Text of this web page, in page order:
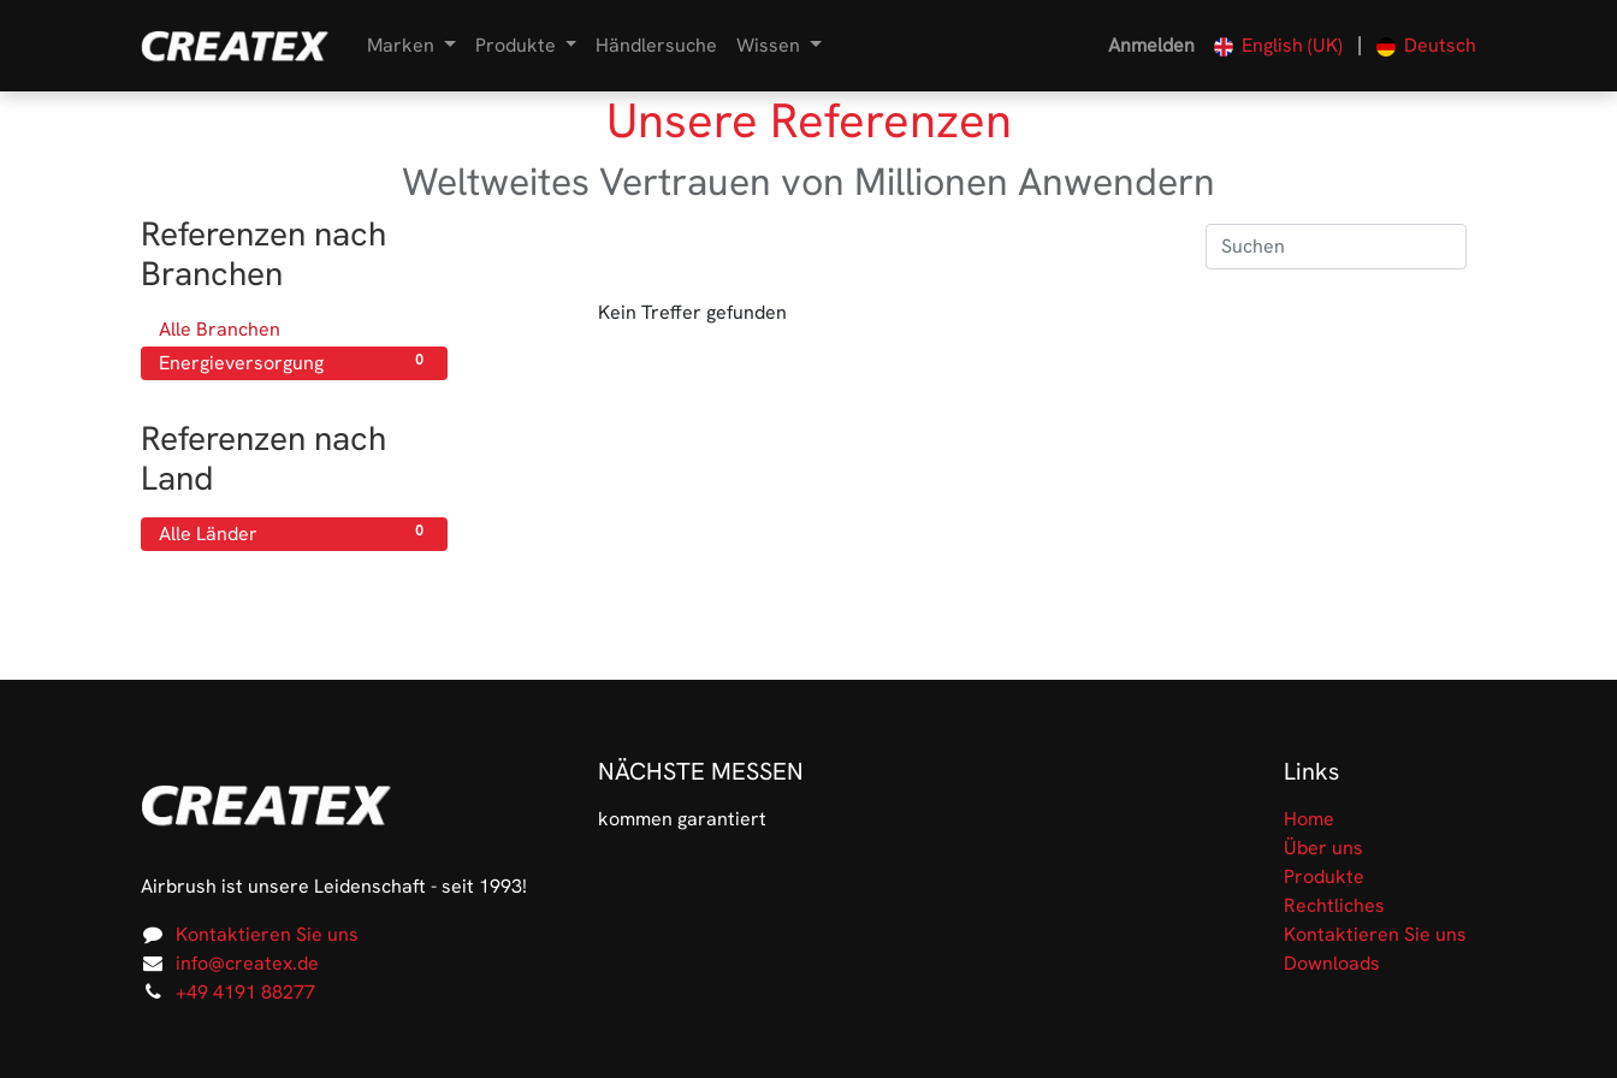
Marken Produkte Händlersuche Wissen Anmelden English (UK) | Deutsch
Unsere Referenzen
Weltweites Vertrauen von Millionen Anwendern
Referenzen nach
Branchen
Alle Branchen
0
Energieversorgung
Referenzen nach
Land
0
Alle Länder
Kein Treffer gefunden
Airbrush ist unsere Leidenschaft - seit 1993!
Kontaktieren Sie uns
info@createx.de
+49 4191 88277
NÄCHSTE MESSEN
kommen garantiert
Links
Home
Über uns
Produkte
Rechtliches
Kontaktieren Sie uns
Downloads